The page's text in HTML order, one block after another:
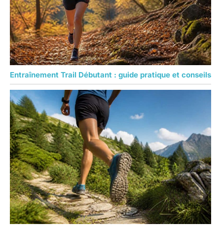
Entraînement Trail Débutant : guide pratique et conseils